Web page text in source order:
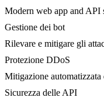
Modern web app and API
Gestione dei bot
Rilevare e mitigare gli
Protezione DDoS
Mitigazione
Sicurezza delle API